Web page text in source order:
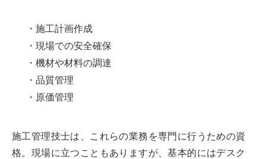
・施工計画作成
・現場での安全確保
・機材や材料の調達
・品質管理
・原価管理
施工管理技士は、これらの業務を専門に行うための資
格。現場に立つこともありますが、基本的にはデスク